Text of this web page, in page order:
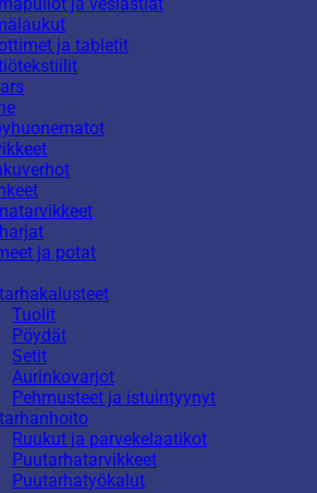
ja tabletit
ja potat
Tuolit
Pöydät
Setit
Aurinkovarjot
Pehmusteet ja istuintyynyt
Ruukut ja parvekelaatikot
Puutarhatarvikkeet
Puutarhatyökalut